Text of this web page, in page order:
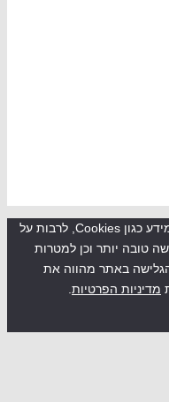
באתר זה נעשה שימוש בטכנולוגיות איסוף מידע כגון Cookies, לרבות על
וכן למטרות
מהווה את
הפרטיות.